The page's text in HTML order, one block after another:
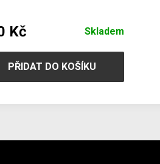
Kč Skladem
PŘIDAT DO KOŠÍKU